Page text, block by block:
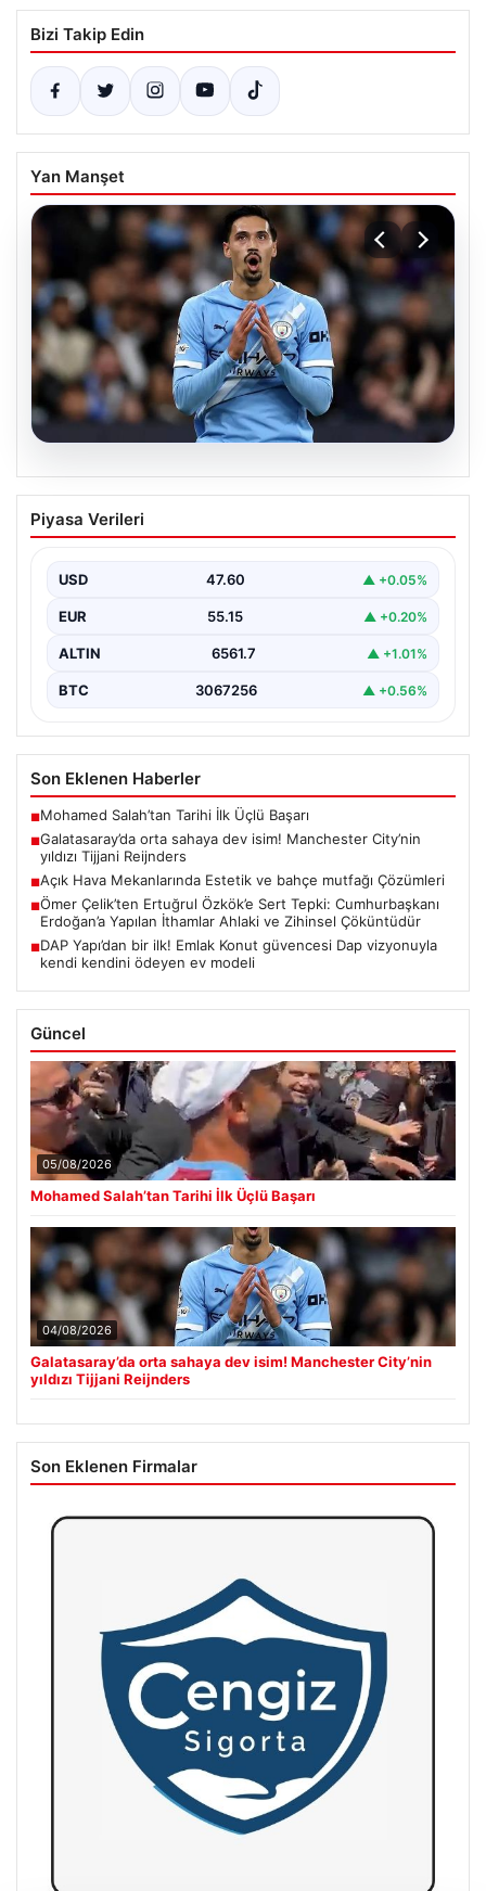
Bizi Takip Edin
Yan Manşet
04.08.2026
Galatasaray’da orta sahaya dev isim!
Manchester City’nin yıldızı Tijjani
Piyasa Verileri
USD 47.60 ▲ +0.05%
EUR 55.15 ▲ +0.20%
ALTIN 6561.7 ▲ +1.01%
BTC 3067256 ▲ +0.56%
Son Eklenen Haberler
■Mohamed Salah’tan Tarihi İlk Üçlü Başarı
■Galatasaray’da orta sahaya dev isim! Manchester City’nin
yıldızı Tijjani Reijnders
■Açık Hava Mekanlarında Estetik ve bahçe mutfağı Çözümleri
■Ömer Çelik’ten Ertuğrul Özkök’e Sert Tepki: Cumhurbaşkanı
Erdoğan’a Yapılan İthamlar Ahlaki ve Zihinsel Çöküntüdür
■DAP Yapı’dan bir ilk! Emlak Konut güvencesi Dap vizyonuyla
kendi kendini ödeyen ev modeli
Güncel
05/08/2026
Mohamed Salah’tan Tarihi İlk Üçlü Başarı
04/08/2026
Galatasaray’da orta sahaya dev isim! Manchester City’nin
yıldızı Tijjani Reijnders
Son Eklenen Firmalar